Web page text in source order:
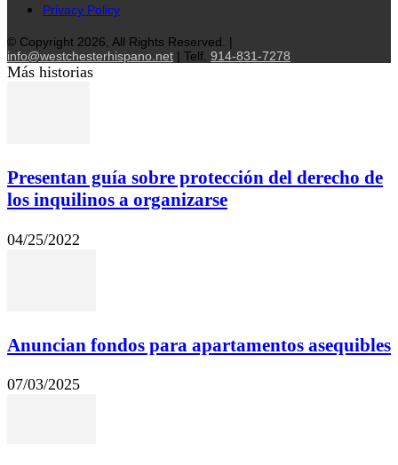
Privacy Policy
© Copyright 2026, All Rights Reserved. |
info@westchesterhispano.net | Telf. 914-831-7278
Más historias
Presentan guía sobre protección del derecho de
los inquilinos a organizarse
04/25/2022
Anuncian fondos para apartamentos asequibles
07/03/2025